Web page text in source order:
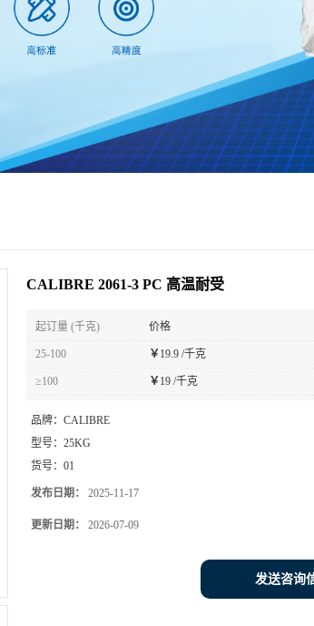
CALIBRE 2061-3 PC 高温耐受
起订量 (千克) 价格
25-100 ￥ 19.9 /千克
≥100 ￥ 19 /千克
品牌： CALIBRE
型号： 25KG
货号： 01
发布日期： 2025-11-17
更新日期： 2026-07-09
发送咨询